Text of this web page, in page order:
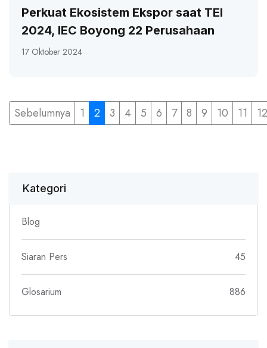
Perkuat Ekosistem Ekspor saat TEI
2024, IEC Boyong 22 Perusahaan
17 Oktober 2024
Sebelumnya 1 2 3 4 5 6 7 8 9 10 11 12
Kategori
Blog
Siaran Pers 45
Glosarium 886